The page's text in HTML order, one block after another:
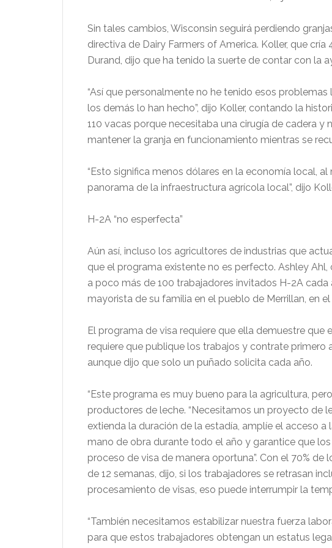
Sin tales cambios, Wisconsin seguirá perdiendo
directiva de Dairy Farmers of America. Koller, que
Durand, dijo que ha tenido la suerte de contar con la
“Así que personalmente no he tenido esos
los demás lo han hecho”, dijo Koller, contando la
110 vacas porque necesitaba una cirugía de cadera y
mantener la granja en funcionamiento mientras se
“Esto significa menos dólares en la economía local,
panorama de la infraestructura agrícola local”, dijo
H-2A “no esperfecta”
Aún así, incluso los agricultores de industrias que
que el programa existente no es perfecto. Ashley
a poco más de 100 trabajadores invitados H-2A
mayorista de su familia en el pueblo de Merrillan, en
El programa de visa requiere que ella demuestre que
requiere que publique los trabajos y contrate
aunque dijo que solo un puñado solicita cada año.
“Este programa es muy bueno para la agricultura,
productores de leche. “Necesitamos un proyecto de
extienda la duración de la estadía, amplíe el acceso
mano de obra durante todo el año y garantice que
proceso de visa de manera oportuna”. Con el 70%
de 12 semanas, dijo, si los trabajadores se retrasan
procesamiento de visas, eso puede interrumpir la
“También necesitamos estabilizar nuestra fuerza
para que estos trabajadores obtengan un estatus